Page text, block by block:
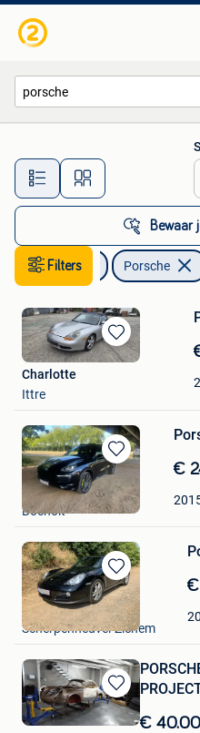
Alle
Bewaar
Filters
Auto's Porsche
Bewaren
in
Charlotte
Ittre
Bewaren
in
Mijn
Favorieten
€
Kelly Govers
Bocholt
Bewaren
in
Mijn
Favorieten
€
Verpoorten
Scherpenheuvel-Zichem
Bewaren
in
€